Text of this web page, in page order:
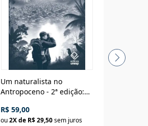
Um naturalista no
Antropoceno - 2ª edição:
selvagem
R$ 59,00
ou2X de R$ 29,50sem juros